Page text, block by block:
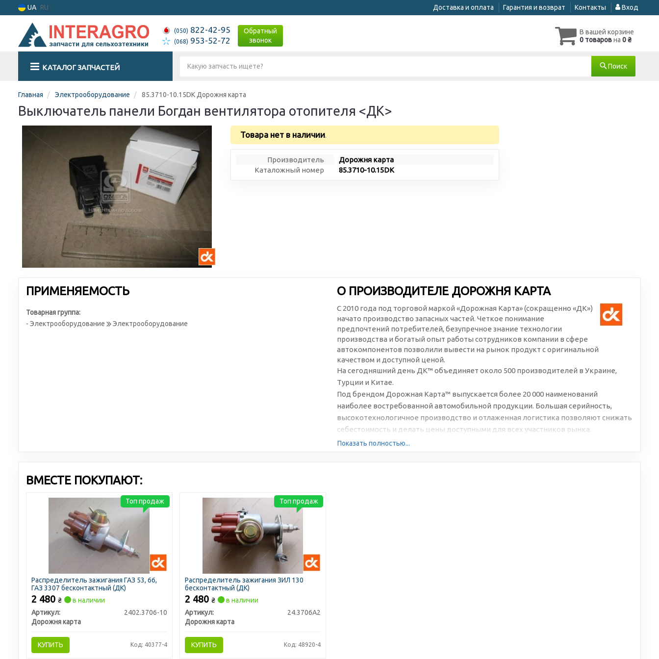
UA RU Доставка и оплата Гарантия и возврат Контакты Вход
(050) 822-42-95
(068) 953-52-72
Обратный
звонок
В вашей корзине
0 товаровна 0 ₴
КАТАЛОГ ЗАПЧАСТЕЙ Поиск
Главная Электрооборудование 85.3710-10.15DK Дорожня карта
Выключатель панели Богдан вентилятора отопителя <ДК>
Товара нет в наличии.
Производитель
Дорожня карта
Каталожный номер
85.3710-10.15DK
ПРИМЕНЯЕМОСТЬ
Товарная группа:
- Электрооборудование
Электрооборудование
О ПРОИЗВОДИТЕЛЕ ДОРОЖНЯ КАРТА
С 2010 года под торговой маркой «Дорожная Карта» (сокращенно «ДК»)
начато производство запасных частей. Четкое понимание
предпочтений потребителей, безупречное знание технологии
производства и богатый опыт работы сотрудников компании в сфере
автокомпонентов позволили вывести на рынок продукт с оригинальной
качеством и доступной ценой.
На сегодняшний день ДК™ объединяет около 500 производителей в Украине,
Турции и Китае.
Под брендом Дорожная Карта™ выпускается более 20 000 наименований
наиболее востребованной автомобильной продукции. Большая серийность,
высокотехнологичное производство и отлаженная логистика позволяют снижать
себестоимость и делать цены доступными для всех участников рынка.
Показать полностью...
ВМЕСТЕ ПОКУПАЮТ:
Распределитель зажигания ГАЗ 53, 66,
ГАЗ 3307 бесконтактный (ДК)
2 480 ₴
в наличии
Артикул:
2402.3706-10
Дорожня карта
КУПИТЬ Код: 40377-4
Топ продаж
Распределитель зажигания ЗИЛ 130
бесконтактный (ДК)
2 480 ₴
в наличии
Артикул:
24.3706А2
Дорожня карта
КУПИТЬ Код: 48920-4
Топ продаж